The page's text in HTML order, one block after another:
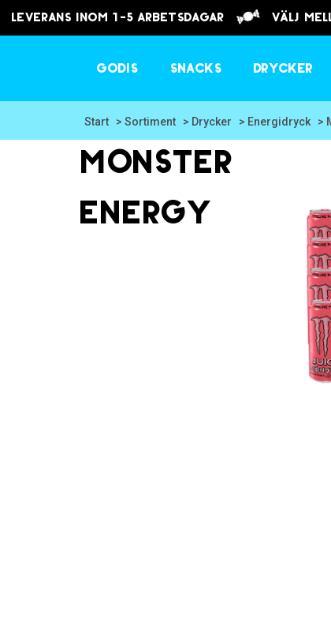
Leverans inom 1-5 arbetsdagar välj
Godis Snacks Drycker
Start > Sortiment > Drycker > Energidryck >
Monster
Energy